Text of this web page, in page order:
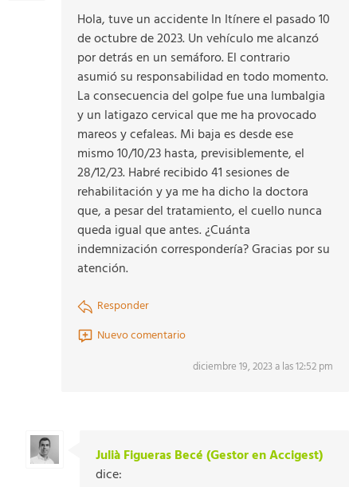
Hola, tuve un accidente In Itínere el pasado 10
de octubre de 2023. Un vehículo me alcanzó
por detrás en un semáforo. El contrario
asumió su responsabilidad en todo momento.
La consecuencia del golpe fue una lumbalgia
y un latigazo cervical que me ha provocado
mareos y cefaleas. Mi baja es desde ese
mismo 10/10/23 hasta, previsiblemente, el
28/12/23. Habré recibido 41 sesiones de
rehabilitación y ya me ha dicho la doctora
que, a pesar del tratamiento, el cuello nunca
queda igual que antes. ¿Cuánta
indemnización correspondería? Gracias por su
atención.
Responder
Nuevo comentario
diciembre 19, 2023 a las 12:52 pm
Julià Figueras Becé (Gestor en Accigest)
dice: